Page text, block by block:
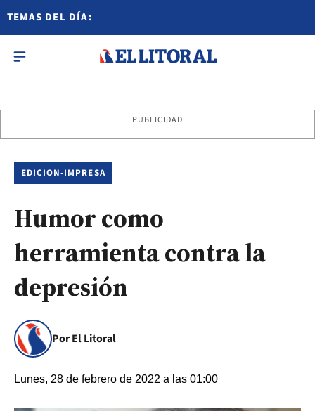
TEMAS DEL DÍA:
PUBLICIDAD
EDICION-IMPRESA
Humor como
herramienta contra la
depresión
Por El Litoral
Lunes, 28 de febrero de 2022 a las 01:00